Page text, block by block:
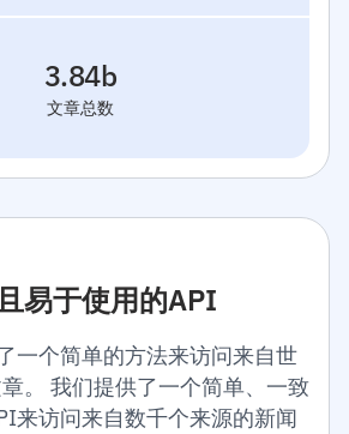
文章总数
3.84b
易于使用的API
一个简单的方法来访问来自世
。 我们提供了一个简单、一致
来访问来自数千个来源的新闻